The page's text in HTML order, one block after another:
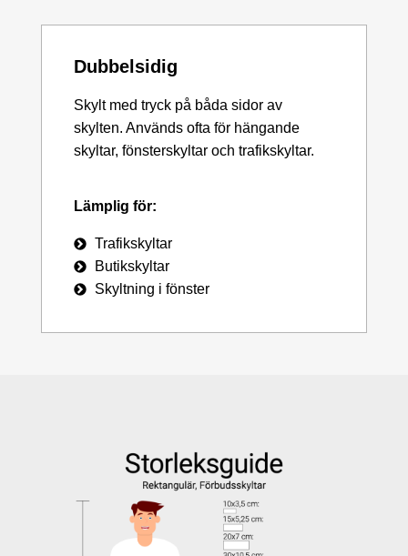
Dubbelsidig
Skylt med tryck på båda sidor av
skylten. Används ofta för hängande
skyltar, fönsterskyltar och trafikskyltar.
Lämplig för:
Trafikskyltar
Butikskyltar
Skyltning i fönster